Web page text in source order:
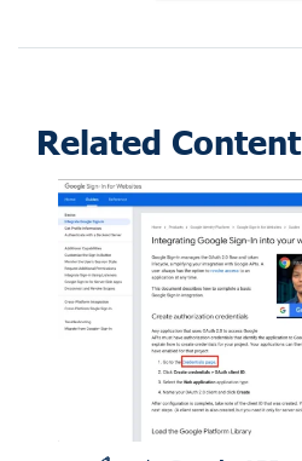
Related Content